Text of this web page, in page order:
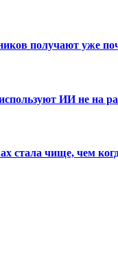
получают уже
ИИ не на
стала чище, чем